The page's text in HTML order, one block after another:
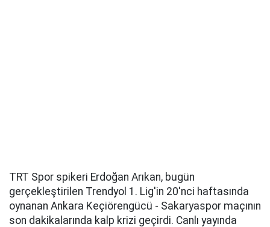
TRT Spor spikeri Erdoğan Arıkan, bugün
gerçekleştirilen Trendyol 1. Lig'in 20'nci haftasında
oynanan Ankara Keçiörengücü - Sakaryaspor maçının
son dakikalarında kalp krizi geçirdi. Canlı yayında